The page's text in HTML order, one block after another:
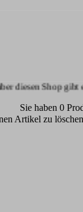
Shop gibt es5 %
Sie haben 0
Artikel zu